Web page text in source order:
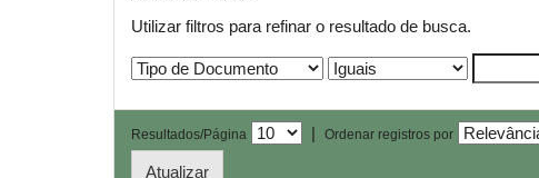
Utilizar filtros para refinar o resultado de busca.
Resultados/Página | Ordenar registros por